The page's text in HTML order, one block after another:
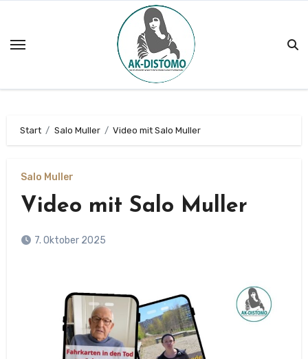
springen
Start Salo Muller Video mit Salo Muller
Salo Muller
Video mit Salo Muller
7. Oktober 2025